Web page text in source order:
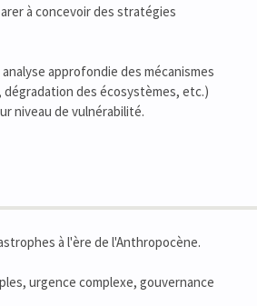
à concevoir des stratégies
approfondie des mécanismes
des écosystèmes, etc.)
niveau de vulnérabilité.
à l'ère de l'Anthropocène.
urgence complexe, gouvernance